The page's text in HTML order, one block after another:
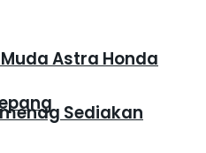
Astra Honda
Sediakan